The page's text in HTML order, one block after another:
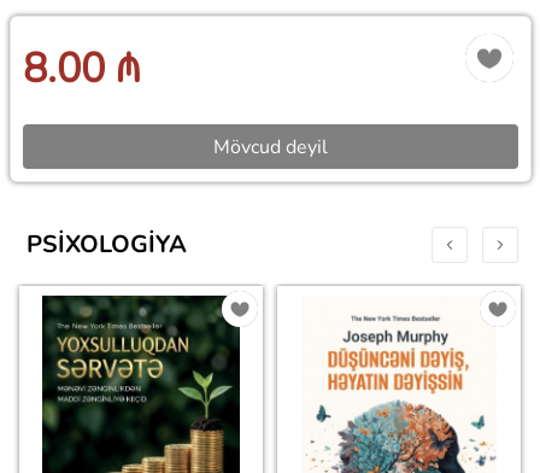
8.00 ₼
Mövcud deyil
PSIXOLOGIYA